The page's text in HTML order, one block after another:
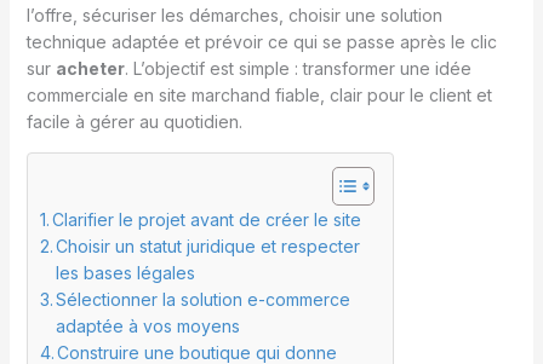
l’offre, sécuriser les démarches, choisir une solution
technique adaptée et prévoir ce qui se passe après le clic
sur acheter. L’objectif est simple : transformer une idée
commerciale en site marchand fiable, clair pour le client et
facile à gérer au quotidien.
Clarifier le projet avant de créer le site
Choisir un statut juridique et respecter
les bases légales
Sélectionner la solution e-commerce
adaptée à vos moyens
Construire une boutique qui donne